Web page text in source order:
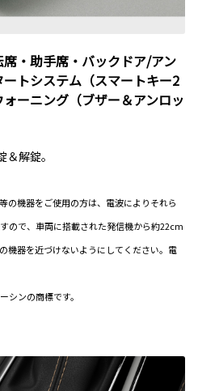
・助手席・バックドア/アン
トシステム（スマートキー2
ーニング（ブザー＆アンロッ
解錠。
機器をご使用の方は、電波によりそれら
ので、車両に搭載された発信機から約22cm
機器を近づけないようにしてください。電
ンの商標です。